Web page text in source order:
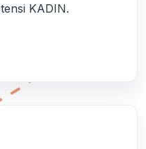
KADIN.